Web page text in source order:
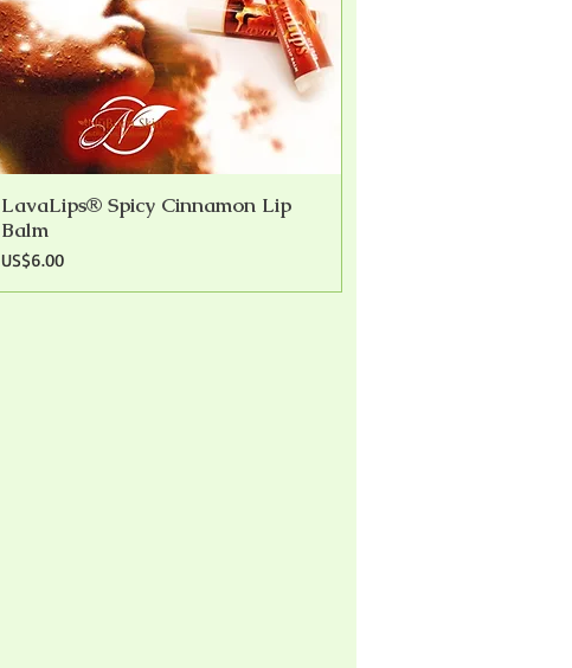
快速瀏覽
LavaLips® Spicy Cinnamon Lip
Balm
價格
US$6.00